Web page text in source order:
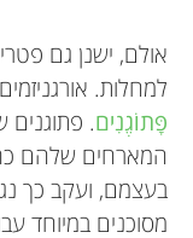
אולם, ישנן גם
למחלות.
פָּתוֹגֶנִים.
המארחים שלהם
בעצמם, ועקב כך
מסוכנים במיוחד